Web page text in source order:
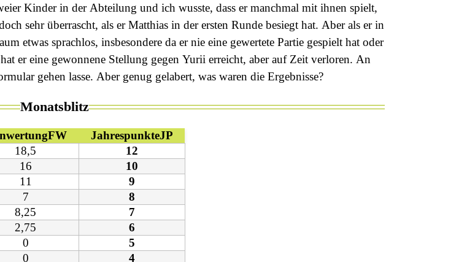
Kinder in der Abteilung und ich wusste, dass er manchmal mit ihnen spielt,
sehr überrascht, als er Matthias in der ersten Runde besiegt hat. Aber als er in
etwas sprachlos, insbesondere da er nie eine gewertete Partie gespielt hat oder
er eine gewonnene Stellung gegen Yurii erreicht, aber auf Zeit verloren. An
gehen lasse. Aber genug gelabert, was waren die Ergebnisse?
Monatsblitz
FW JahrespunkteJP
18,5
12
16
10
11
9
7
8
8,25
7
2,75
6
0
5
0 4